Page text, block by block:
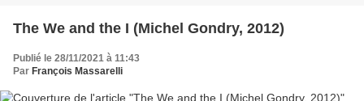
The We and the I (Michel Gondry, 2012)
Publié le 28/11/2021 à 11:43
Par François Massarelli